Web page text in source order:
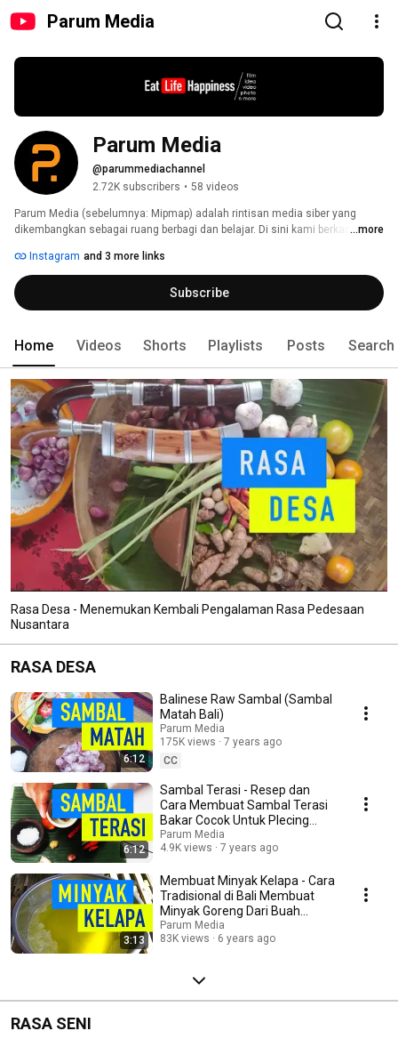
Parum Media
Parum Media
@parummediachannel
2.72K subscribers • 58 videos
Parum Media (sebelumnya: Mipmap) adalah rintisan media siber yang
dikembangkan sebagai ruang berbagi dan belajar. Di sini kami berkarya
menginspirasi pemirsanya. Seberapapun sederhana ide karya itu, ketika
dilepas kepada khalayak luas, ia pasti akan menemukan pemirsanya.
...more
Instagram and 3 more links
Subscribe
Home Videos Shorts Playlists Posts Search
Rasa Desa - Menemukan Kembali Pengalaman Rasa Pedesaan
Nusantara
RASA DESA
6:12
Balinese Raw Sambal (Sambal
Matah Bali)
Parum Media
175K views
7 years ago
CC
6:12
Sambal Terasi - Resep dan
Cara Membuat Sambal Terasi
Bakar Cocok Untuk Plecing
Kangkung
Parum Media
4.9K views
7 years ago
3:13
Membuat Minyak Kelapa - Cara
Tradisional di Bali Membuat
Minyak Goreng Dari Buah
Kelapa
Parum Media
83K views
6 years ago
RASA SENI